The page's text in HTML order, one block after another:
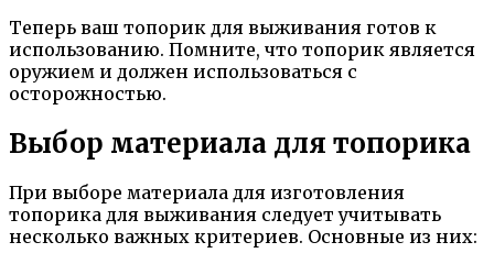
Теперь ваш топорик для выживания готов к
использованию. Помните, что топорик является
оружием и должен использоваться с
осторожностью.
Выбор материала для топорика
При выборе материала для изготовления
топорика для выживания следует учитывать
несколько важных критериев. Основные из них: